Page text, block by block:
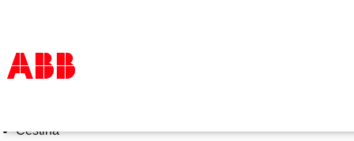
Products & Solutions
Čeština